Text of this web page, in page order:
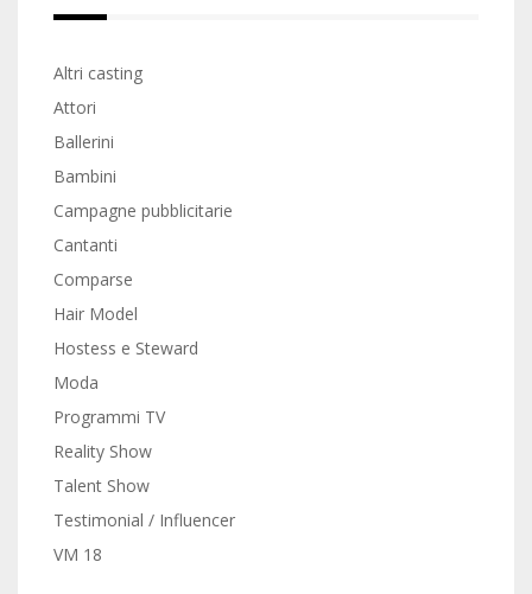
Altri casting
Attori
Ballerini
Bambini
Campagne pubblicitarie
Cantanti
Comparse
Hair Model
Hostess e Steward
Moda
Programmi TV
Reality Show
Talent Show
Testimonial / Influencer
VM 18